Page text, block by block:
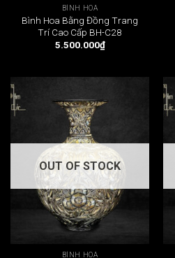
BÌNH HOA
Bình Hoa Bằng Đồng Trang
Trí Cao Cấp BH-C28
5.500.000₫
OUT OF STOCK
BÌNH HOA